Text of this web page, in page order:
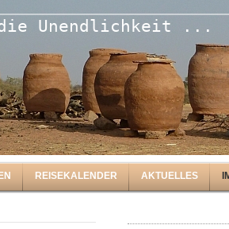
Unendlichkeit ...
REISEKALENDER AKTUELLES